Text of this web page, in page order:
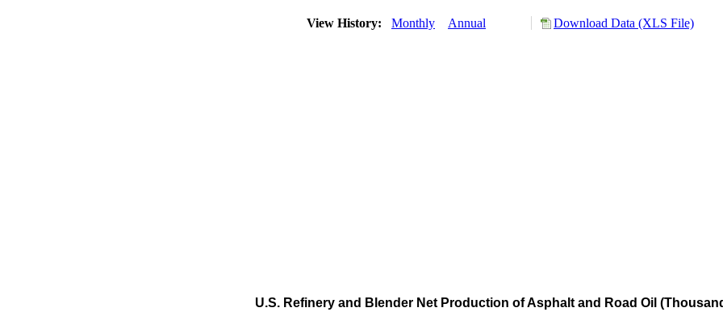
View History: Monthly Annual Download Data (XLS File)
U.S. Refinery and Blender Net Production of Asphalt and Road Oil